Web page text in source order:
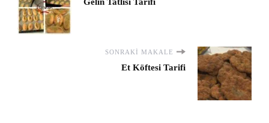
SONRAKI MAKALE
Et Köftesi Tarifi